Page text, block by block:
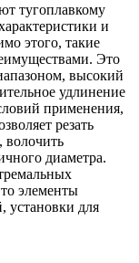
тугоплавкому
и
этого, такие
Это
высокий
удлинение
применения,
резать
волочить
диаметра.
элементы
установки для